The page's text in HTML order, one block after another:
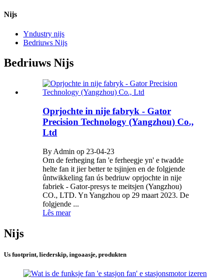
Nijs
Yndustry nijs
Bedriuws Nijs
Bedriuws Nijs
Oprjochte in nije fabryk - Gator
Precision Technology (Yangzhou) Co.,
Ltd
By Admin op 23-04-23
Om de ferheging fan 'e ferheegje yn' e twadde
helte fan it jier better te tsjinjen en de folgjende
ûntwikkeling fan ús bedriuw oprjochte in nije
fabriek - Gator-presys te meitsjen (Yangzhou)
CO., LTD. Yn Yangzhou op 29 maart 2023. De
folgjende ...
Lês mear
Nijs
Us fuotprint, liederskip, ingoaasje, produkten